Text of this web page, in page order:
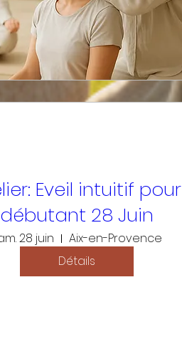
Eveil intuitif pour
débutant 28 Juin
28 juin
Aix-en-Provence
Détails